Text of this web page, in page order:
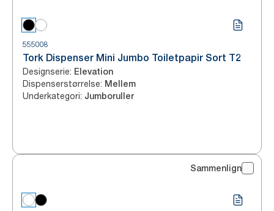
555008
Tork Dispenser Mini Jumbo Toiletpapir Sort T2
Designserie: Elevation
Dispenserstørrelse: Mellem
Underkategori: Jumboruller
Sammenlign